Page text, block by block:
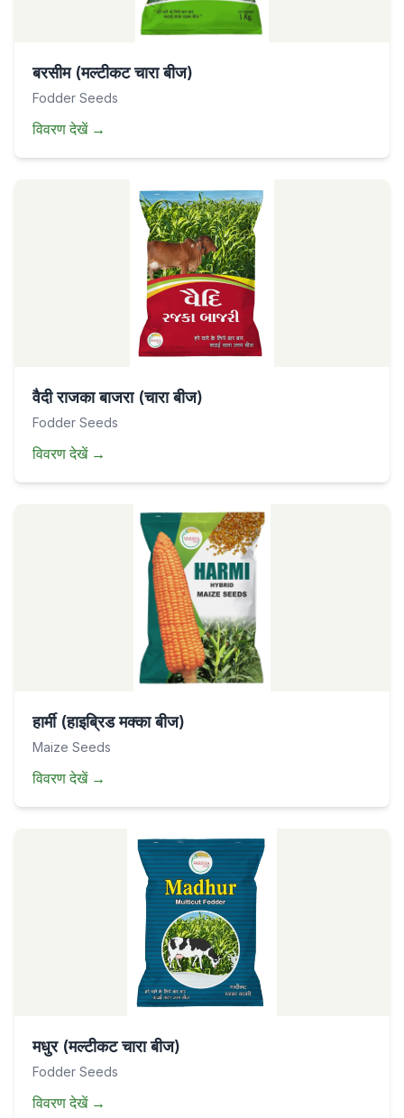
बरसीम (मल्टीकट चारा बीज)
Fodder Seeds
विवरण देखें→
वैदी राजका बाजरा (चारा बीज)
Fodder Seeds
विवरण देखें→
हार्मी (हाइब्रिड मक्का बीज)
Maize Seeds
विवरण देखें→
मधुर (मल्टीकट चारा बीज)
Fodder Seeds
विवरण देखें→